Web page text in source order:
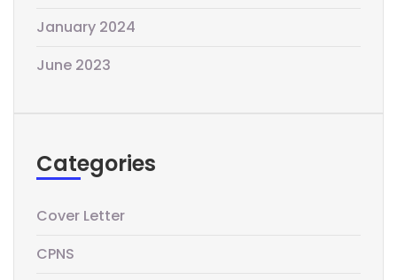
January 2024
June 2023
Categories
Cover Letter
CPNS